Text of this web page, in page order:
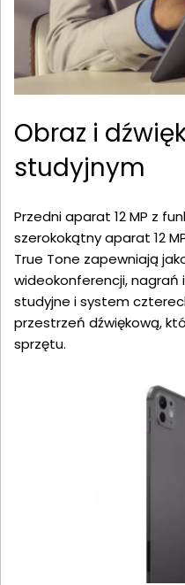
Obraz i
studyjnym
Przedni aparat 12 MP z
szerokokątny aparat 12
True Tone zapewniają
wideokonferencji,
studyjne i system
przestrzeń dźwiękową,
sprzętu.